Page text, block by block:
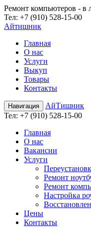
Ремонт компьютеров - в
Teл: +7 (910) 528-15-00
Айтишник
Главная
О нас
Услуги
Выкуп
Товары
Контакты
Навигация
АйТишник
Teл: +7 (910) 528-15-00
Главная
О нас
Вакансии
Услуги
Ремонт
Ремонт
Настройка
Цены
Контакты